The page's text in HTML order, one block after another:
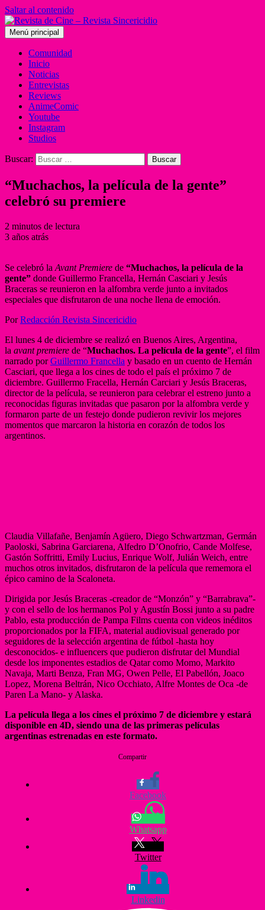
Saltar al contenido
Menú principal
Comunidad
Inicio
Noticias
Entrevistas
Reviews
AnimeComic
Youtube
Instagram
Studios
Buscar:
“Muchachos, la película de la gente”
celebró su premiere
2 minutos de lectura
3 años atrás
Se celebró la Avant Premiere de “Muchachos, la película de la
gente” donde Guillermo Francella, Hernán Casciari y Jesús
Braceras se reunieron en la alfombra verde junto a invitados
especiales que disfrutaron de una noche llena de emoción.
PorRedacción Revista Sincericidio
El lunes 4 de diciembre se realizó en Buenos Aires, Argentina,
la avant premiere de “Muchachos. La película de la gente”, el film
narrado porGuillermo Francella y basado en un cuento de Hernán
Casciari, que llega a los cines de todo el país el próximo 7 de
diciembre. Guillermo Fracella, Hernán Carciari y Jesús Braceras,
director de la película, se reunieron para celebrar el estreno junto a
reconocidas figuras invitadas que pasaron por la alfombra verde y
formaron parte de un festejo donde pudieron revivir los mejores
momentos que marcaron la historia en corazón de todos los
argentinos.
Claudia Villafañe, Benjamín Agüero, Diego Schwartzman, Germán
Paoloski, Sabrina Garciarena, Alfedro D’Onofrio, Cande Molfese,
Gastón Soffritti, Emily Lucius, Enrique Wolf, Julián Weich, entre
muchos otros invitados, disfrutaron de la película que rememora el
épico camino de la Scaloneta.
Dirigida por Jesús Braceras -creador de “Monzón” y “Barrabrava”-
y con el sello de los hermanos Pol y Agustín Bossi junto a su padre
Pablo, esta producción de Pampa Films cuenta con videos inéditos
proporcionados por la FIFA, material audiovisual generado por
seguidores de la selección argentina de fútbol -hasta hoy
desconocidos- e influencers que pudieron disfrutar del Mundial
desde los imponentes estadios de Qatar como Momo, Markito
Navaja, Marti Benza, Fran MG, Owen Pelle, El Pabellón, Joaco
Lopez, Morena Beltrán, Nico Occhiato, Alfre Montes de Oca -de
Paren La Mano- y Alaska.
La película llega a los cines el próximo 7 de diciembre y estará
disponible en 4D, siendo una de las primeras películas
argentinas estrenadas en este formato.
Compartir
Facebook
Whatsapp
Twitter
Linkedin